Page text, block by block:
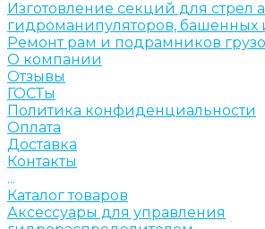
Изготовление секций для стрел
гидроманипуляторов, башенных
Ремонт рам и подрамников
О компании
Отзывы
ГОСТы
Политика конфиденциальности
Оплата
Доставка
Контакты
...
Каталог товаров
Аксессуары для управления